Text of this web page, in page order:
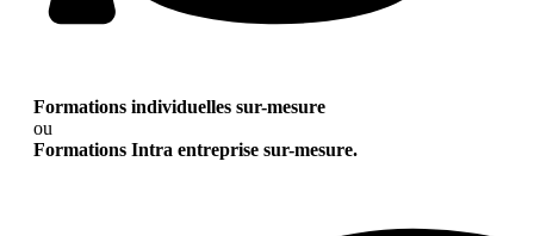
Formations individuelles sur-mesure
ou
Formations Intra entreprise sur-mesure.